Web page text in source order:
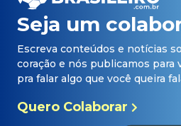
Seja um
Escreva conteúdos e notícias
coração e nós publicamos para
pra falar algo que você queira
Quero Colaborar